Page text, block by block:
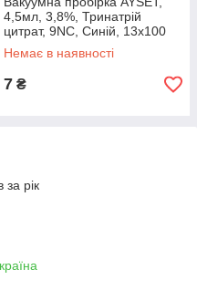
4,5мл, 3,8%, Тринатрій
цитрат, 9NC, Синій, 13x100
Немає в наявності
7 ₴
за рік